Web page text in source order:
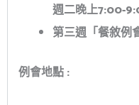
週二晚上7:00-
第三週「餐敘例
例會地點: